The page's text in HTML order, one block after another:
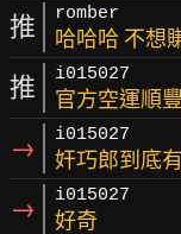
推 romber
哈哈哈 不想
推 i015027
官方空運順
→ i015027
奸巧郎到底
→ i015027
好奇